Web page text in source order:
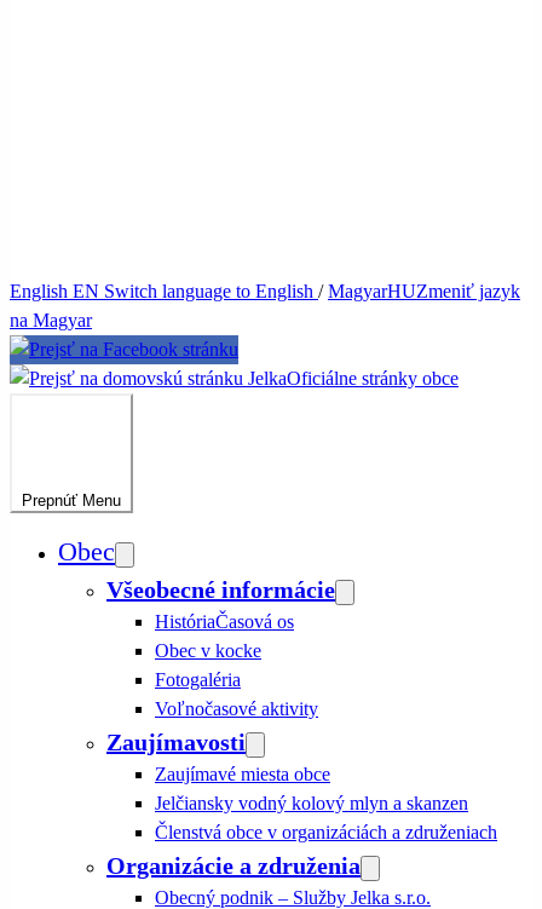
English EN Switch language to English /MagyarHUZmeniť jazyk
na Magyar
JelkaOficiálne stránky obce
Prepnúť Menu
Obec
Všeobecné informácie
HistóriaČasová os
Obec v kocke
Fotogaléria
Voľnočasové aktivity
Zaujímavosti
Zaujímavé miesta obce
Jelčiansky vodný kolový mlyn a skanzen
Členstvá obce v organizáciách a združeniach
Organizácie a združenia
Obecný podnik – Služby Jelka s.r.o.